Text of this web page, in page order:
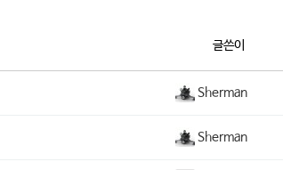
글쓴이
Sherman
Sherman